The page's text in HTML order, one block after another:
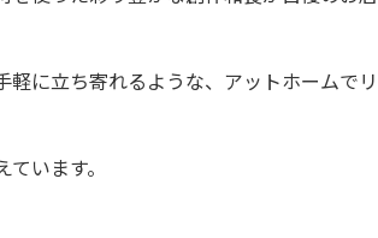
に立ち寄れるような、アットホームでリ
います。